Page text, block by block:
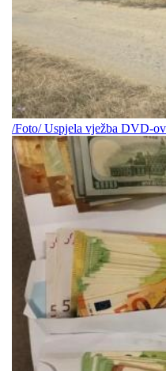
/Foto/ Uspjela vježba DVD-